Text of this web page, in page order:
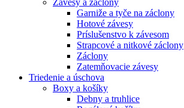
Garniže a tyče na záclony
Hotové závesy
Príslušenstvo k závesom
Strapcové a nitkové záclony
Záclony
Zatemňovacie závesy
Triedenie a úschova
Boxy a košíky
Debny a truhlice